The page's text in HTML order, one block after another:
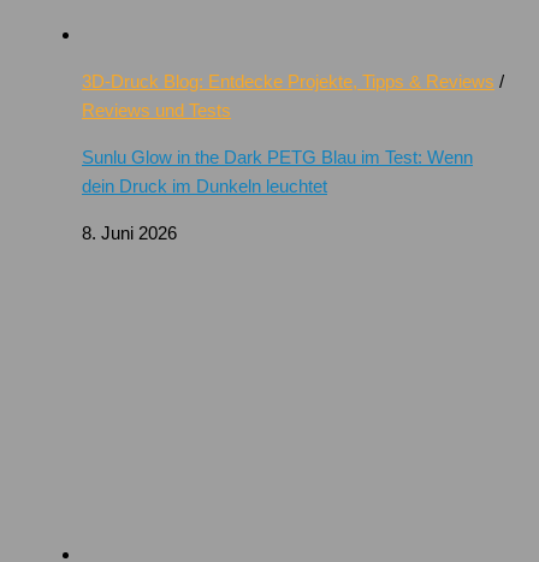
3D-Druck Blog: Entdecke Projekte, Tipps & Reviews /
Reviews und Tests
Sunlu Glow in the Dark PETG Blau im Test: Wenn
dein Druck im Dunkeln leuchtet
8. Juni 2026